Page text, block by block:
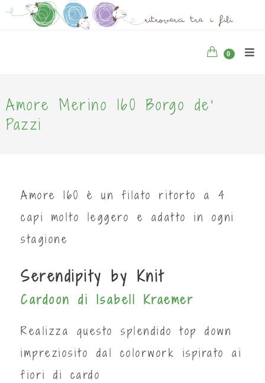
0
Amore Merino 160 Borgo de'
Pazzi
Amore 160 è un filato ritorto a 4
capi molto leggero e adatto in ogni
stagione
Serendipity by Knit
Cardoon di Isabell Kraemer
Realizza questo splendido top down
impreziosito dal colorwork ispirato ai
fiori di cardo